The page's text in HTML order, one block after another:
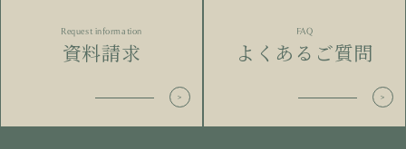
Request information
資料請求
FAQ
よくあるご質問